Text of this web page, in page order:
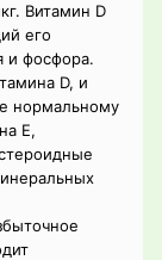
Витамин D
его
и фосфора.
D, и
нормальному
Е,